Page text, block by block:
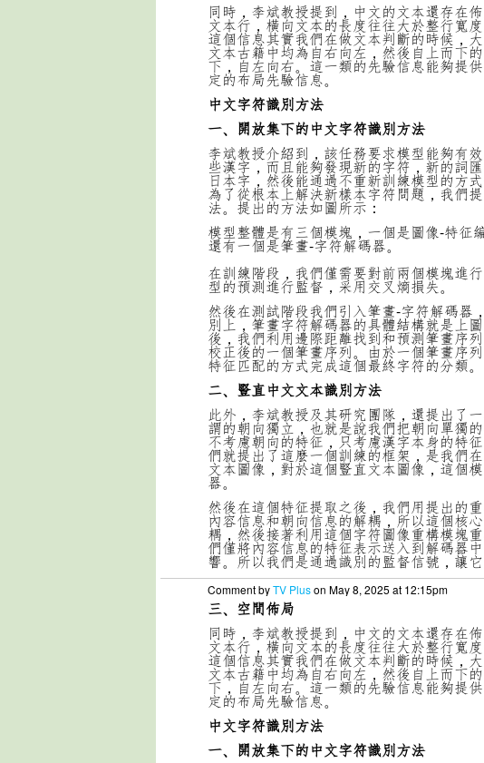
同時，李斌教授提到，中文的文本還存在
文本行，橫向文本的長度往往大於整行寬
這個信息其實我們在做文本判斷的時候，
文本古籍中均為自右向左，然後自上而下
下，自左向右。這一類的先驗信息能夠提
定的布局先驗信息。
中文字符識別方法
一、開放集下的中文字符識別方法
李斌教授介紹到，該任務要求模型能夠有
些漢字，而且能夠發現新的字符，新的詞
日本字，然後能通過不重新訓練模型的方
為了從根本上解決新樣本字符問題，我們
法。提出的方法如圖所示：
模型整體是有三個模塊，一個是圖像-特征
還有一個是筆畫-字符解碼器。
在訓練階段，我們僅需要對前兩個模塊進
型的預測進行監督，采用交叉熵損失。
然後在測試階段我們引入筆畫-字符解碼器
別上，筆畫字符解碼器的具體結構就是上
後，我們利用邊際距離找到和預測筆畫序
校正後的一個筆畫序列。由於一個筆畫序
特征匹配的方式完成這個最終字符的分類。
二、豎直中文文本識別方法
此外，李斌教授及其研究團隊，還提出了
謂的朝向獨立，也就是說我們把朝向單獨
不考慮朝向的特征，只考慮漢字本身的特
們就提出了這麼一個訓練的框架，是我們
文本圖像，對於這個豎直文本圖像，這個
器。
然後在這個特征提取之後，我們用提出的
內容信息和朝向信息的解耦，所以這個核
耦，然後接著利用這個字符圖像重構模塊
們僅將內容信息的特征表示送入到解碼器
響。所以我們是通過識別的監督信號，讓
Comment byTV Pluson May 8, 2025 at 12:15pm
三、空間佈局
同時，李斌教授提到，中文的文本還存在
文本行，橫向文本的長度往往大於整行寬
這個信息其實我們在做文本判斷的時候，
文本古籍中均為自右向左，然後自上而下
下，自左向右。這一類的先驗信息能夠提
定的布局先驗信息。
中文字符識別方法
一、開放集下的中文字符識別方法